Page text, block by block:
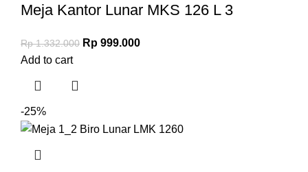
Meja Kantor Lunar MKS 126 L 3
Rp1.332.000 Rp 999.000
Add to cart
-25%